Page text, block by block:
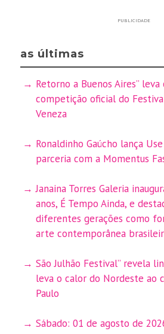
PUBLICIDADE
as últimas
Retorno a Buenos Aires”
competição oficial do
Veneza
Ronaldinho Gaúcho lança
parceria com a Momentus
Janaina Torres Galeria
anos, É Tempo Ainda, e
diferentes gerações como
arte contemporânea
São Julhão Festival” revela
leva o calor do Nordeste ao
Paulo
Sábado: 01 de agosto de